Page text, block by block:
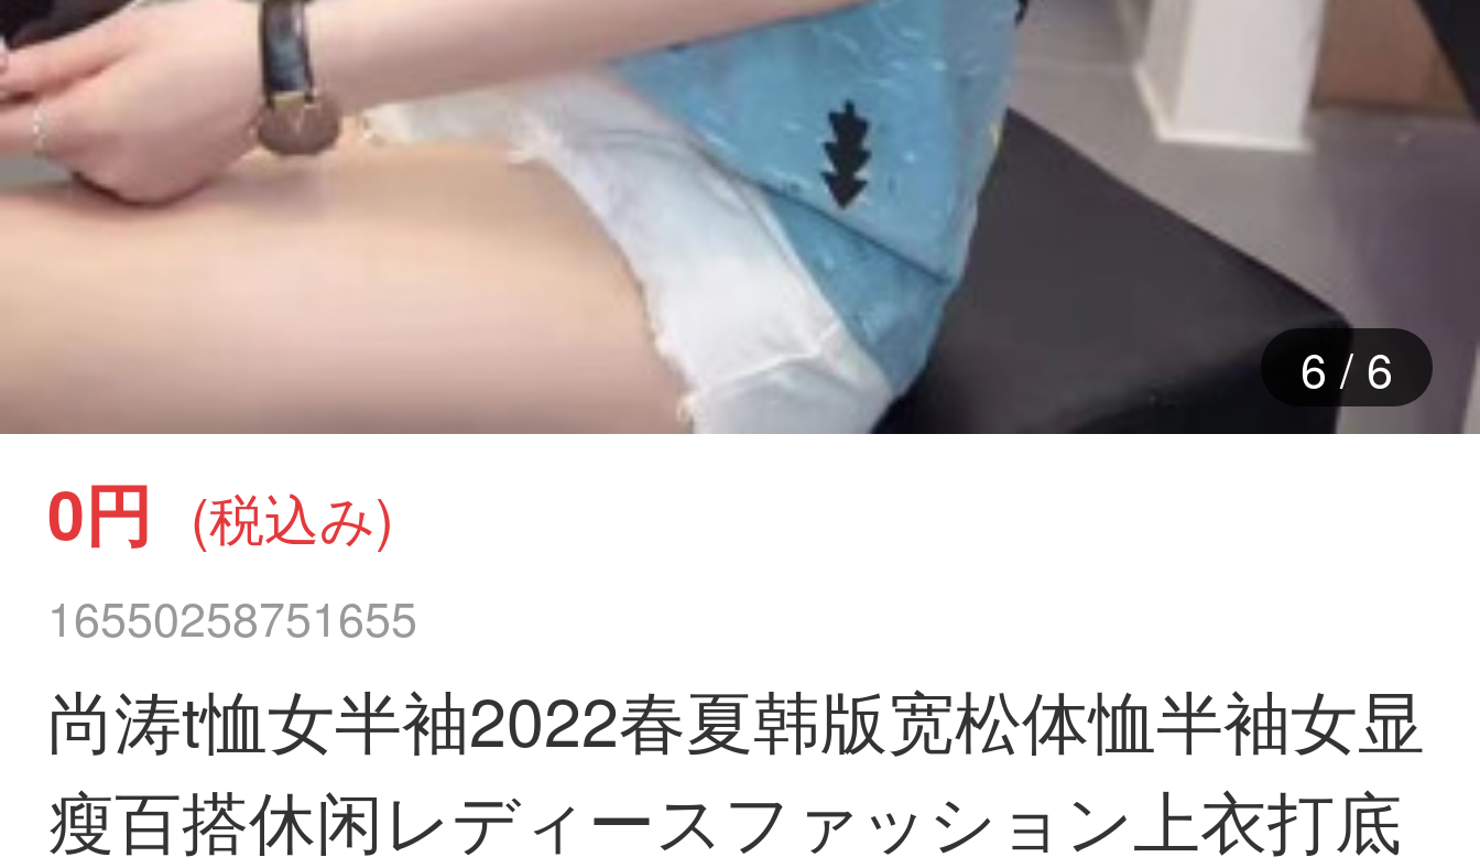
1 / 6
0円 (税込み)
16550258751655
尚涛t恤女半袖2022春夏韩版宽松体恤半袖女显
瘦百搭休闲レディースファッション上衣打底